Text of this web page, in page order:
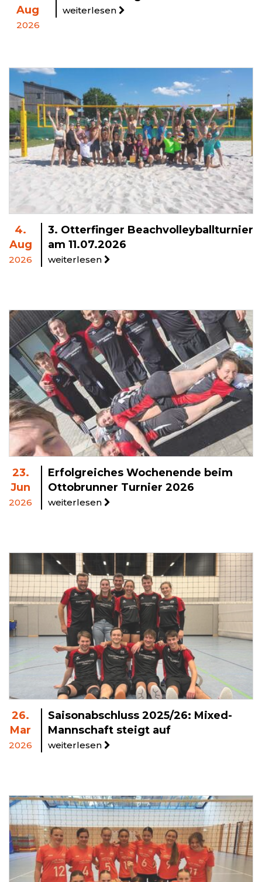
Aug
2026
weiterlesen
4.
Aug
2026
3. Otterfinger Beachvolleyballturnier
am 11.07.2026
weiterlesen
23.
Jun
2026
Erfolgreiches Wochenende beim
Ottobrunner Turnier 2026
weiterlesen
26.
Mar
2026
Saisonabschluss 2025/26: Mixed-
Mannschaft steigt auf
weiterlesen